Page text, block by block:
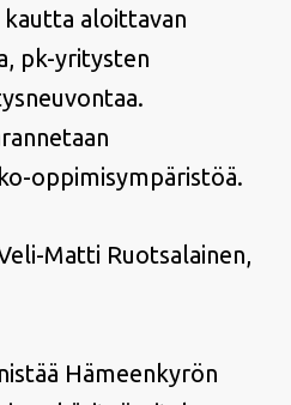
kautta aloittavan
pk-yritysten
oppimisympäristöä.
Matti Ruotsalainen,
Hämeenkyrön